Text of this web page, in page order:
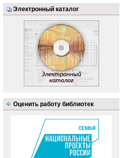
Электронный каталог
Оценить работу библиотек